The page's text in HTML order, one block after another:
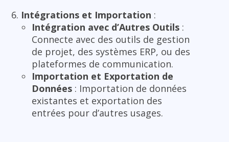
Intégrations et Importation :
Intégration avec d’Autres Outils :
Connecte avec des outils de gestion
de projet, des systèmes ERP, ou des
plateformes de communication.
Importation et Exportation de
Données : Importation de données
existantes et exportation des
entrées pour d’autres usages.